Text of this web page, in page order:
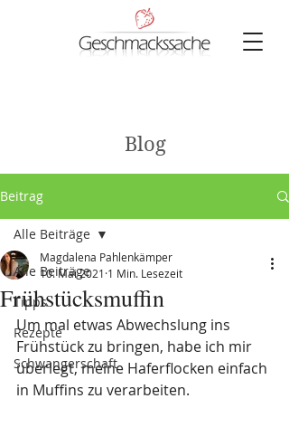
Blog
Beitrag
Alle Beiträge
Tipps
Rezepte
Schwangerschaft
Alle Beiträge
Frühstücksmuffin
Magdalena Pahlenkämper
10. Mai 2021 1 Min. Lesezeit
Um mal etwas Abwechslung ins
Frühstück zu bringen, habe ich mir
überlegt, meine Haferflocken einfach
in Muffins zu verarbeiten.